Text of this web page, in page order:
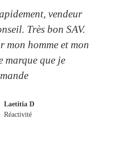
vendeur
Très bon SAV.
mon homme et mon
marque que je
Laetitia D
Réactivité